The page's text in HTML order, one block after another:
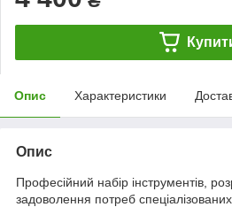
Опис Характеристики
Опис
Професійний набір інструментів,
задоволення потреб